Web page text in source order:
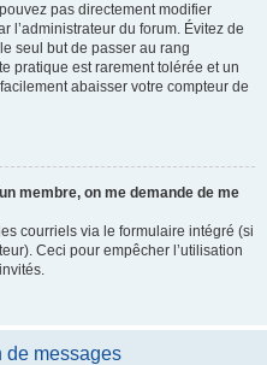
pas directement modifier
l’administrateur du forum. Évitez de
seul but de passer au rang
pratique est rarement tolérée et un
abaisser votre compteur de
membre, on me demande de me
courriels via le formulaire intégré (si
Ceci pour empêcher l’utilisation
de messages